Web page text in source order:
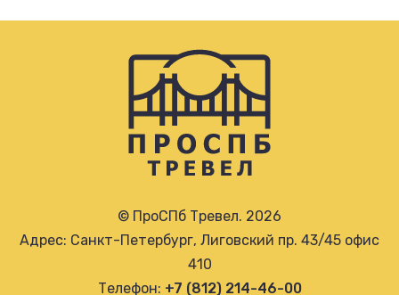
© ПроСПб Тревел. 2026
Адрес: Санкт-Петербург, Лиговский пр. 43/45 офис
410
Телефон: +7 (812) 214-46-00